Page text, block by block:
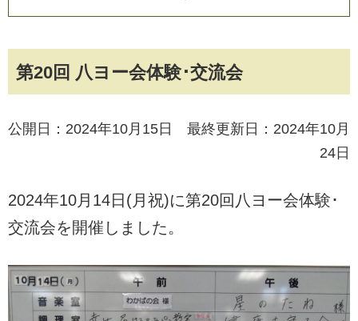
第20回 八ヨー会体験･交流会
公開日：2024年10月15日 最終更新日：2024年10月
24日
2024年10月14日(月祝)に第20回八ヨー会体験･
交流会を開催しました。